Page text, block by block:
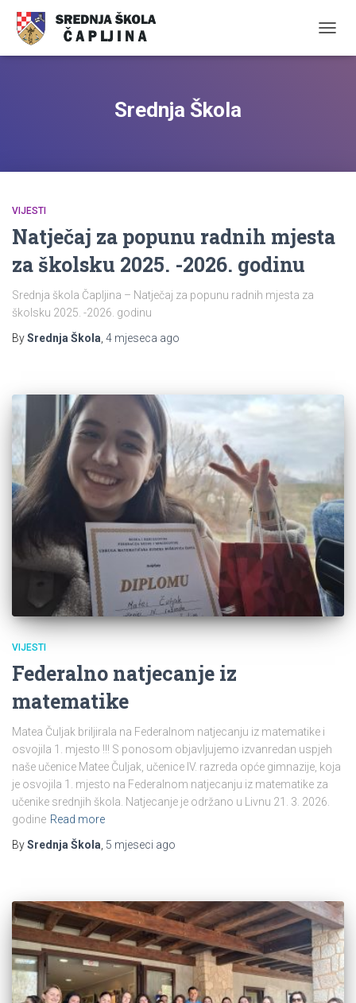
Srednja Škola
VIJESTI
Natječaj za popunu radnih mjesta
za školsku 2025. -2026. godinu
Srednja škola Čapljina – Natječaj za popunu radnih mjesta za
školsku 2025. -2026. godinu
BySrednja Škola 4 mjeseca ago
VIJESTI
Federalno natjecanje iz
matematike
Matea Čuljak briljirala na Federalnom natjecanju iz matematike i
osvojila 1. mjesto !!! S ponosom objavljujemo izvanredan uspjeh
naše učenice Matee Čuljak, učenice IV. razreda opće gimnazije, koja
je osvojila 1. mjesto na Federalnom natjecanju iz matematike za
učenike srednjih škola. Natjecanje je održano u Livnu 21. 3. 2026.
godine Read more
BySrednja Škola 5 mjeseci ago